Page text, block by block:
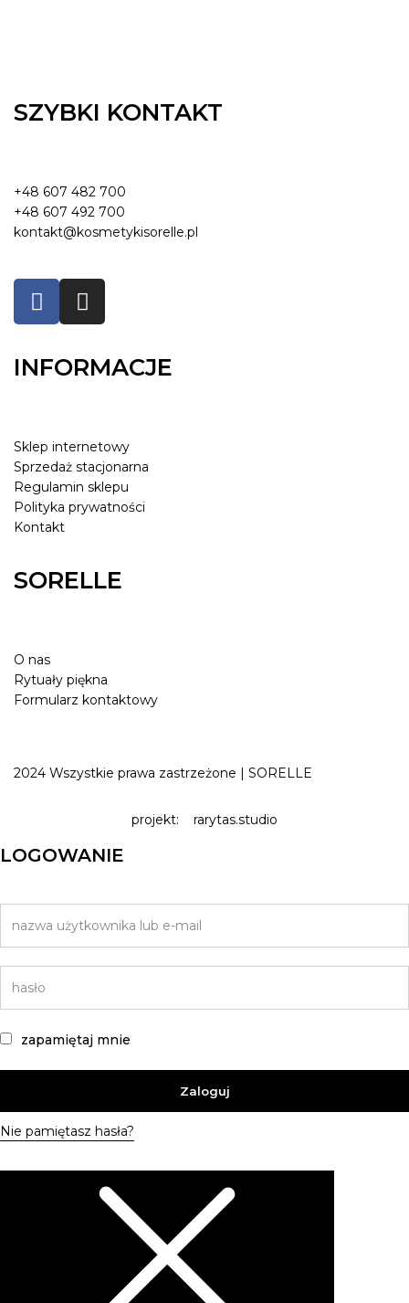
SZYBKI KONTAKT
+48 607 482 700
+48 607 492 700
kontakt@kosmetykisorelle.pl
INFORMACJE
Sklep internetowy
Sprzedaż stacjonarna
Regulamin sklepu
Polityka prywatności
Kontakt
SORELLE
O nas
Rytuały piękna
Formularz kontaktowy
2024 Wszystkie prawa zastrzeżone | SORELLE
projekt: rarytas.studio
LOGOWANIE
zapamiętaj mnie
Zaloguj
Nie pamiętasz hasła?